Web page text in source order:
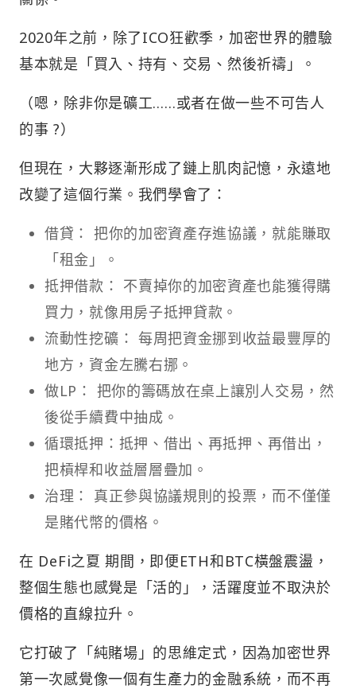
2020年之前，除了ICO狂歡季，加密世界的體驗
基本就是「買入、持有、交易、然後祈禱」。
（嗯，除非你是礦工……或者在做一些不可告人
的事 ?）
但現在，大夥逐漸形成了鏈上肌肉記憶，永遠地
改變了這個行業。我們學會了：
借貸： 把你的加密資產存進協議，就能賺取
「租金」。
抵押借款： 不賣掉你的加密資產也能獲得購
買力，就像用房子抵押貸款。
流動性挖礦： 每周把資金挪到收益最豐厚的
地方，資金左騰右挪。
做LP： 把你的籌碼放在桌上讓別人交易，然
後從手續費中抽成。
循環抵押：抵押、借出、再抵押、再借出，
把槓桿和收益層層疊加。
治理： 真正參與協議規則的投票，而不僅僅
是賭代幣的價格。
在 DeFi之夏 期間，即便ETH和BTC橫盤震盪，
整個生態也感覺是「活的」，活躍度並不取決於
價格的直線拉升。
它打破了「純賭場」的思維定式，因為加密世界
第一次感覺像一個有生產力的金融系統，而不再